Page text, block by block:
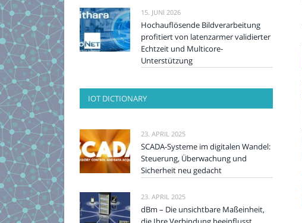
15. JUNI 2026
Hochauflösende Bildverarbeitung
profitiert von latenzarmer validierter
Echtzeit und Multicore-
Unterstützung
IOT DICTIONARY
23. APRIL 2025
SCADA-Systeme im digitalen Wandel:
Steuerung, Überwachung und
Sicherheit neu gedacht
23. APRIL 2025
dBm – Die unsichtbare Maßeinheit,